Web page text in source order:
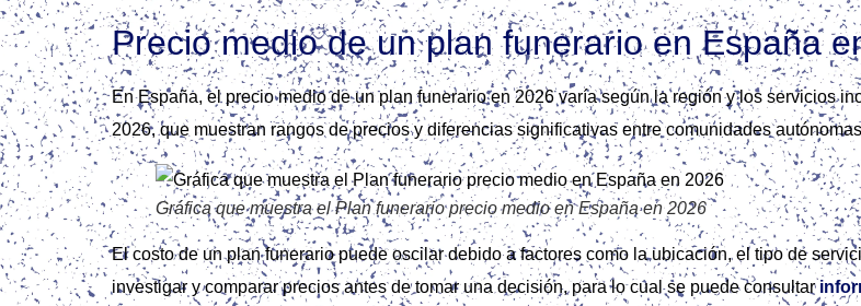
Precio medio de un plan funerario en España
En España, el precio medio de un plan funerario en 2026 varía según la región y los servicios
2026, que muestran rangos de precios y diferencias significativas entre comunidades
Gráfica que muestra el Plan funerario precio medio en España en 2026
El costo de un plan funerario puede oscilar debido a factores como la ubicación, el tipo de
investigar y comparar precios antes de tomar una decisión, para lo cual se puede consultar